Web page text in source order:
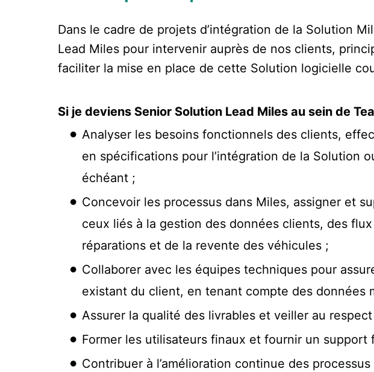
Dans le cadre de projets d’intégration de la Solution
Lead Miles pour intervenir auprès de nos clients,
faciliter la mise en place de cette Solution logicielle
Si je deviens Senior Solution Lead Miles au sein de
Analyser les besoins fonctionnels des clients,
en spécifications pour l’intégration de la Solution
échéant ;
Concevoir les processus dans Miles, assigner et
ceux liés à la gestion des données clients, des
réparations et de la revente des véhicules ;
Collaborer avec les équipes techniques pour
existant du client, en tenant compte des données
Assurer la qualité des livrables et veiller au
Former les utilisateurs finaux et fournir un
Contribuer à l’amélioration continue des